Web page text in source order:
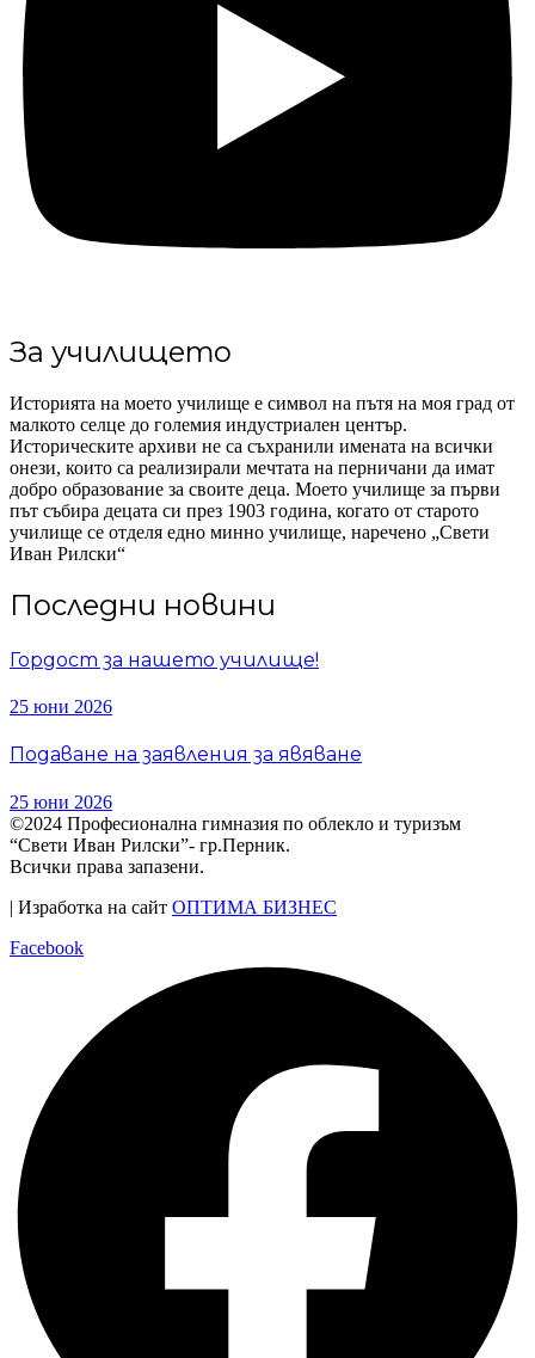
За училището
Историята на моето училище е символ на пътя на моя град от
малкото селце до големия индустриален център.
Историческите архиви не са съхранили имената на всички
онези, които са реализирали мечтата на перничани да имат
добро образование за своите деца. Моето училище за първи
път събира децата си през 1903 година, когато от старото
училище се отделя едно минно училище, наречено „Свети
Иван Рилски“
Последни новини
Гордост за нашето училище!
25 юни 2026
Подаване на заявления за явяване
25 юни 2026
©2024 Професионална гимназия по облекло и туризъм
“Свети Иван Рилски”- гр.Перник.
Всички права запазени.
| Изработка на сайт ОПТИМА БИЗНЕС
Facebook